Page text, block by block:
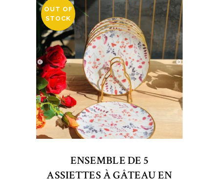
OUT OF
STOCK
ENSEMBLE DE 5
ASSIETTES À GÂTEAU EN